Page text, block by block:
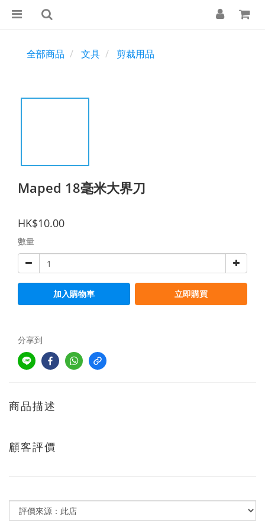
全部商品 文具 剪裁用品
Maped 18毫米大界刀
HK$10.00
數量
加入購物車 立即購買
分享到
商品描述
顧客評價